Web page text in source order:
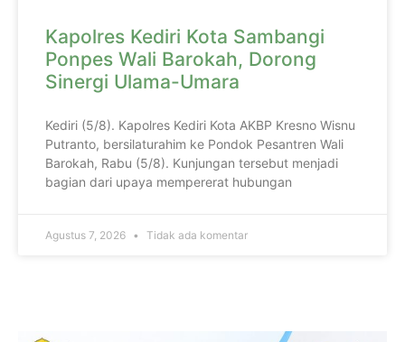
Kapolres Kediri Kota Sambangi
Ponpes Wali Barokah, Dorong
Sinergi Ulama-Umara
Kediri (5/8). Kapolres Kediri Kota AKBP Kresno Wisnu
Putranto, bersilaturahim ke Pondok Pesantren Wali
Barokah, Rabu (5/8). Kunjungan tersebut menjadi
bagian dari upaya mempererat hubungan
Agustus 7, 2026 Tidak ada komentar